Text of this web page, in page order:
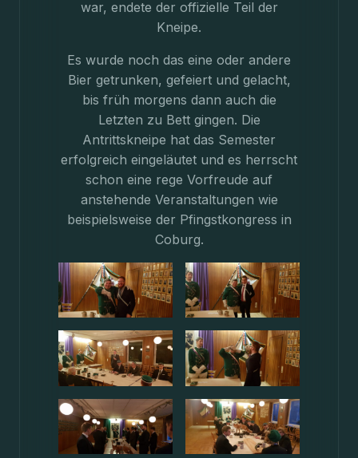
war, endete der offizielle Teil der
Kneipe.
Es wurde noch das eine oder andere
Bier getrunken, gefeiert und gelacht,
bis früh morgens dann auch die
Letzten zu Bett gingen. Die
Antrittskneipe hat das Semester
erfolgreich eingeläutet und es herrscht
schon eine rege Vorfreude auf
anstehende Veranstaltungen wie
beispielsweise der Pfingstkongress in
Coburg.